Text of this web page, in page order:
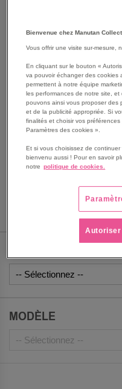
SKIP
BEGINNING
IMAGES
GALLERY
Les avantages
Coussin flottant design
Pratique, déhoussable
Séchage facile.
Voir le descriptif complet
MODÈLE
Bienvenue chez Manutan
Vous offrir une visite sur-mesure,
En cliquant sur le bouton «
va pouvoir échanger des cookies
permettent à notre équipe
les performances de notre site,
pouvons ainsi vous proposer des
et de la publicité appropriée. Si
finalités et choisir vos
Paramètres des cookies ».
Et si vous choisissez de
bienvenu aussi ! Pour en savoir
notre politique de cookies.
Autoriser